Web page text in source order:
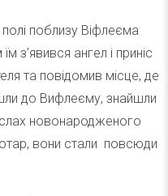
полі поблизу Віфлеєма
з’явився ангел і приніс
та повідомив місце, де
до Вифлеєму, знайшли
новонародженого
вони стали повсюди